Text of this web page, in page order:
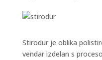
Stirodur je oblika
vendar izdelan s